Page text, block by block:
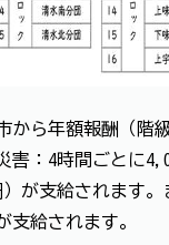
から年額報酬（階
害：4時間ごとに
が支給されます
支給されます。